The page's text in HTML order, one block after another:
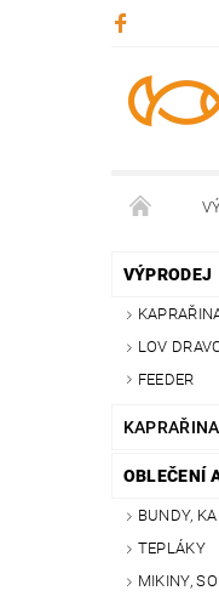
KONTAKTY
VÝPRODEJ
LOV
FEEDER
KAPRAŘINA
OBLEČENÍ
BUNDY,
TEPLÁKY
MIKINY,